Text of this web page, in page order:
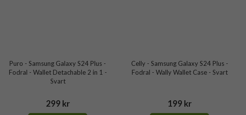
Puro - Samsung Galaxy S24 Plus -
Fodral - Wallet Detachable 2 in 1 -
Svart
299 kr
Celly - Samsung Galaxy S24 Plus -
Fodral - Wally Wallet Case - Svart
199 kr